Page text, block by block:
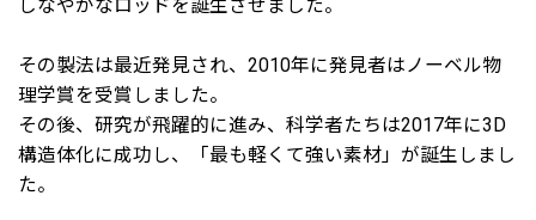
しなやかなロッドを誕生させました。
その製法は最近発見され、2010年に発見者はノーベル物
理学賞を受賞しました。
その後、研究が飛躍的に進み、科学者たちは2017年に3D
構造体化に成功し、「最も軽くて強い素材」が誕生しまし
た。